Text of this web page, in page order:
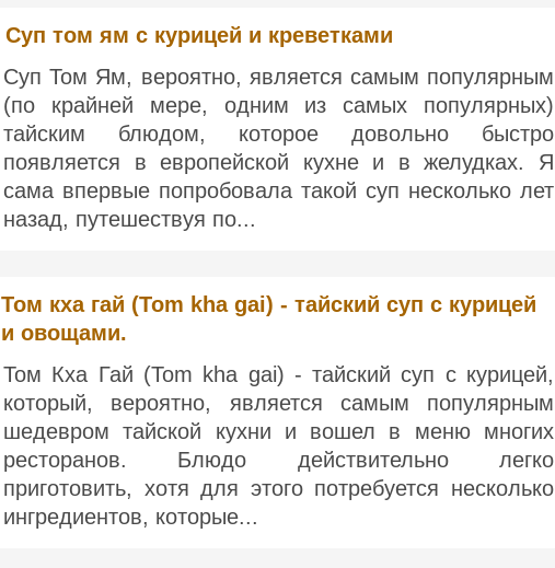
Суп том ям с курицей и креветками
Суп Том Ям, вероятно, является самым популярным
(по крайней мере, одним из самых популярных)
тайским блюдом, которое довольно быстро
появляется в европейской кухне и в желудках. Я
сама впервые попробовала такой суп несколько лет
назад, путешествуя по...
Том кха гай (Tom kha gai) - тайский суп с курицей
и овощами.
Том Кха Гай (Tom kha gai) - тайский суп с курицей,
который, вероятно, является самым популярным
шедевром тайской кухни и вошел в меню многих
ресторанов. Блюдо действительно легко
приготовить, хотя для этого потребуется несколько
ингредиентов, которые...